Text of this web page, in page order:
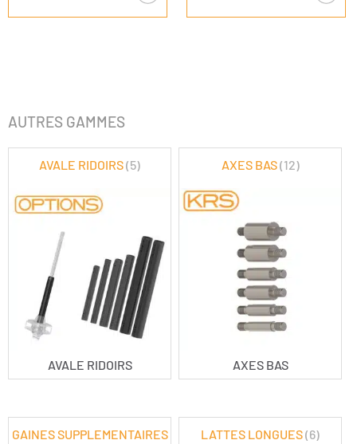
AUTRES GAMMES
AVALE RIDOIRS
AVALE RIDOIRS(5)
AXES BAS
AXES BAS(12)
GAINES SUPPLEMENTAIRES
LATTES LONGUES(6)